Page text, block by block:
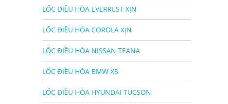
LỐC ĐIỀU HÒA EVERREST XỊN
LỐC ĐIỀU HÒA COROLA XỊN
LỐC ĐIỀU HÒA NISSAN TEANA
LỐC ĐIỀU HÒA BMW X5
LỐC ĐIỀU HÒA HYUNDAI TUCSON